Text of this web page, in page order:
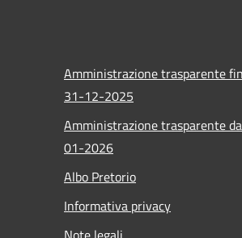
Amministrazione trasparente
31-12-2025
Amministrazione trasparente
01-2026
Albo Pretorio
Informativa privacy